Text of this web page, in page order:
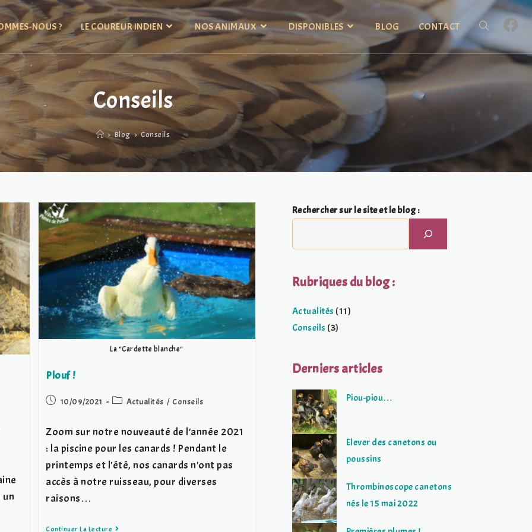
NOUS ? LE COUREUR INDIEN NOS ANIMAUX DISPONIBLES BLOG CONTACT
Conseils
> Blog > Conseils
un
La "Cardette blanche"
Plouf !
Post10/09/2021
PostActualités / Conseils
Zoom sur notre nouveauté de l'année 2021
: la piscine pour les canards ! Pendant le
printemps et l'été, nos canards n'ont pas
accès à notre ruisseau, pour diverses
raisons…
Continuer La Lecture Plouf
Rechercher sur le site et le blog :
Rubriques du blog :
Actualités (11)
Conseils (3)
Derniers articles
Piou-piou…
Elever des canetons ou
poussins
Thrombinoscope canetons
nés le 15 mai 2022